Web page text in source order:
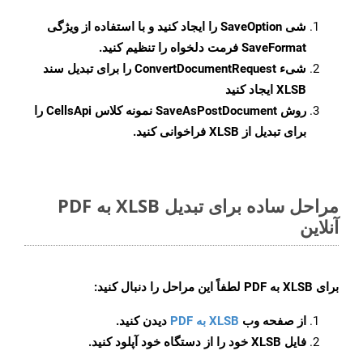
شی SaveOption را ایجاد کنید و با استفاده از ویژگی
SaveFormat فرمت دلخواه را تنظیم کنید.
شیء ConvertDocumentRequest را برای تبدیل سند
XLSB ایجاد کنید
روش SaveAsPostDocument
نمونه کلاس CellsApi را
برای تبدیل از XLSB فراخوانی کنید.
مراحل ساده برای تبدیل XLSB به PDF
آنلاین
برای XLSB به PDF لطفاً این مراحل را دنبال کنید:
از صفحه وب XLSB به PDF
دیدن کنید.
فایل XLSB خود را از دستگاه خود آپلود کنید.